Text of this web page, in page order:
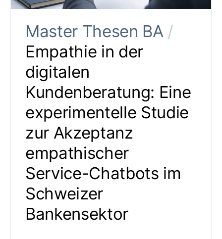
Master Thesen BA /
Empathie in der
digitalen
Kundenberatung: Eine
experimentelle Studie
zur Akzeptanz
empathischer
Service-Chatbots im
Schweizer
Bankensektor